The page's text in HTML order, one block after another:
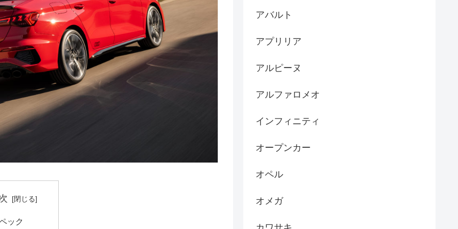
ック
アバルト
アプリリア
アルピーヌ
アルファロメオ
インフィニティ
オープンカー
オペル
オメガ